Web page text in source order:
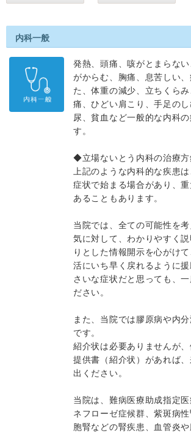
内科一般
発熱、頭痛、咳がとまらな
がからむ、胸痛、息苦しい
た、体重の減少、立ちくら
痛、ひどい肩こり、手足の
尿、貧血など一般的な内科
す。
◆立場ないとう内科の治療方
上記のような内科的な疾患
症状で始まる場合があり、
あることもあります。
当院では、全ての可能性を
気に対して、わかりやすく
りとした情報開示を心がけ
活にいち早く戻れるように
さいな症状だと思っても、
ださい。
また、当院では膠原病や内
です。
紹介状は必要ありませんが
提供書（紹介状）があれば
出ください。
当院は、難病医療助成指定医
ネフローゼ症候群、紫斑病
胞腎などの腎疾患、血管炎